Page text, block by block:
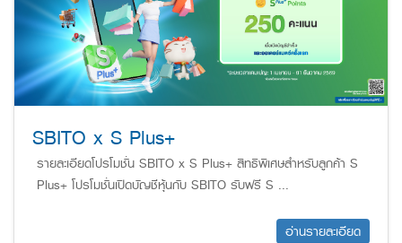
SBITO x S Plus+
รายละเอียดโปรโมชั่น SBITO x S Plus+ สิทธิพิเศษสำหรับลูกค้า S
Plus+ โปรโมชั่นเปิดบัญชีหุ้นกับ SBITO รับฟรี S ...
อ่านรายละเอียด